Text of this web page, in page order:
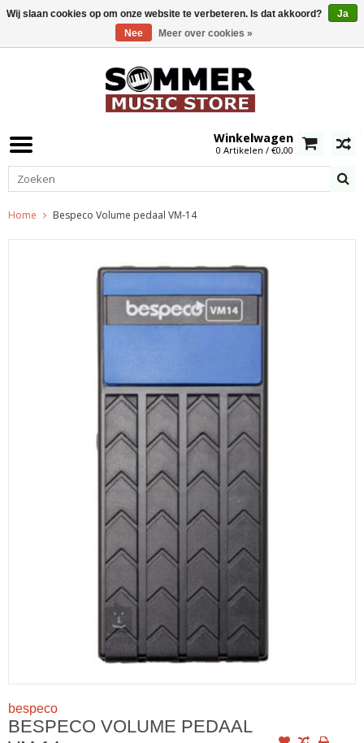
Winkelwagen
0 Artikelen / €0,00
Home Bespeco Volume pedaal VM-14
bespeco
BESPECO VOLUME PEDAAL
Wij slaan cookies op om onze website te verbeteren. Is dat akkoord?
Ja
Nee
Meer over cookies »